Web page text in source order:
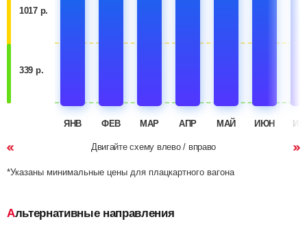
1017 р.
339 р.
ЯНВ ФЕВ МАР АПР МАЙ ИЮН
Двигайте схему влево / вправо
*Указаны минимальные цены для плацкартного вагона
Альтернативные направления